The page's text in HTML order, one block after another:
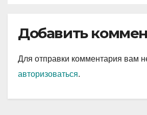
Добавить
Для отправки комментария вам
авторизоваться.